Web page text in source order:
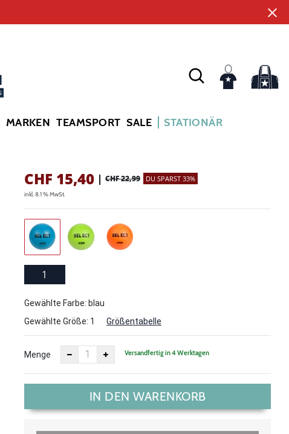
MARKEN TEAMSPORT SALE STATIONÄR
CHF 15,40 | CHF 22,99 DU SPARST 33%
inkl. 8.1 % MwSt.
1
Gewählte Farbe: blau
Gewählte Größe: 1 Größentabelle
Menge Versandfertig in 4 Werktagen
IN DEN WARENKORB